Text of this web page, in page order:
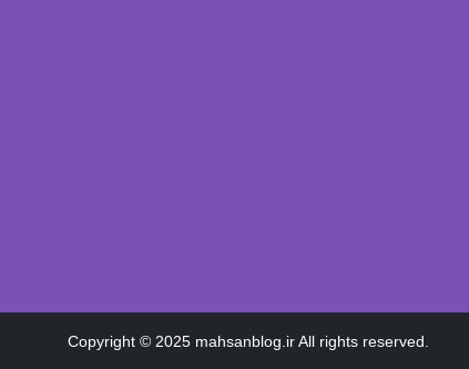
Copyright © 2025 mahsanblog.ir All rights reserved.